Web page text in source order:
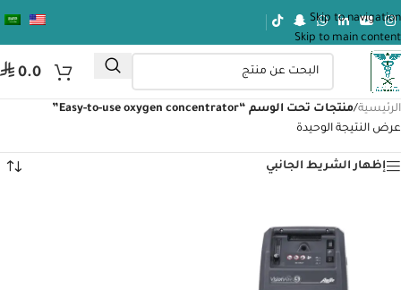
Skip to navigation
Skip to main content
⃁ 0.0
الرئيسية/منتجات تحت الوسم “Easy-to-use oxygen concentrator”
عرض النتيجة الوحيدة
إظهار الشريط الجانبي